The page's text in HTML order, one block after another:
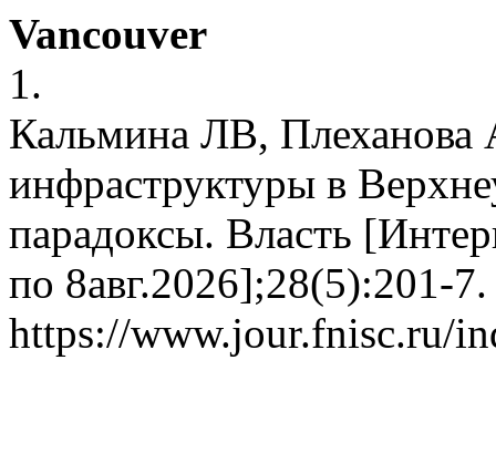
Vancouver
1.
Кальмина ЛВ,
инфраструктуры в
парадоксы. Власть
по 8авг.2026];28(5):201-
https://www.jour.fnisc.ru/